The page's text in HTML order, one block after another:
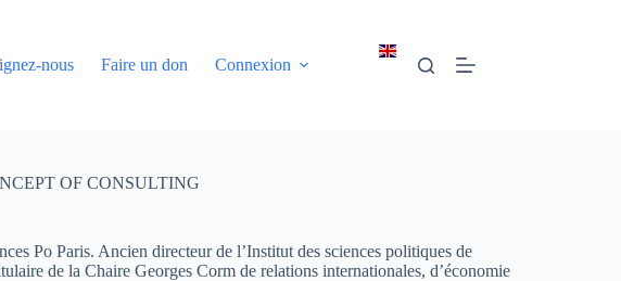
nous Faire un don Connexion
OF CONSULTING
Po Paris. Ancien directeur de l’Institut des sciences politiques de
de la Chaire Georges Corm de relations internationales, d’économie